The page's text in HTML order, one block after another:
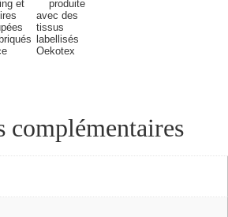
complémentaires